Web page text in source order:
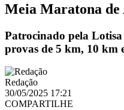
Meia Maratona de
Patrocinado pela Lotisa
provas de 5 km, 10 km
Redação
30/05/2025 17:21
COMPARTILHE